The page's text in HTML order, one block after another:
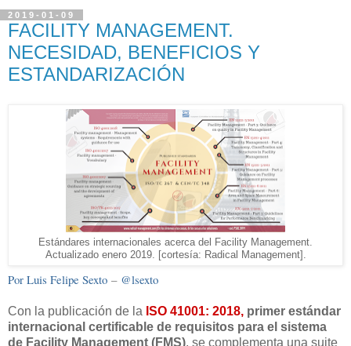
2019-01-09
FACILITY MANAGEMENT.
NECESIDAD, BENEFICIOS Y
ESTANDARIZACIÓN
Estándares internacionales acerca del Facility Management.
Actualizado enero 2019. [cortesía: Radical Management].
Por Luis Felipe Sexto – @lsexto
Con la publicación de la ISO 41001: 2018, primer estándar
internacional certificable de requisitos para el sistema
de Facility Management (FMS), se complementa una suite